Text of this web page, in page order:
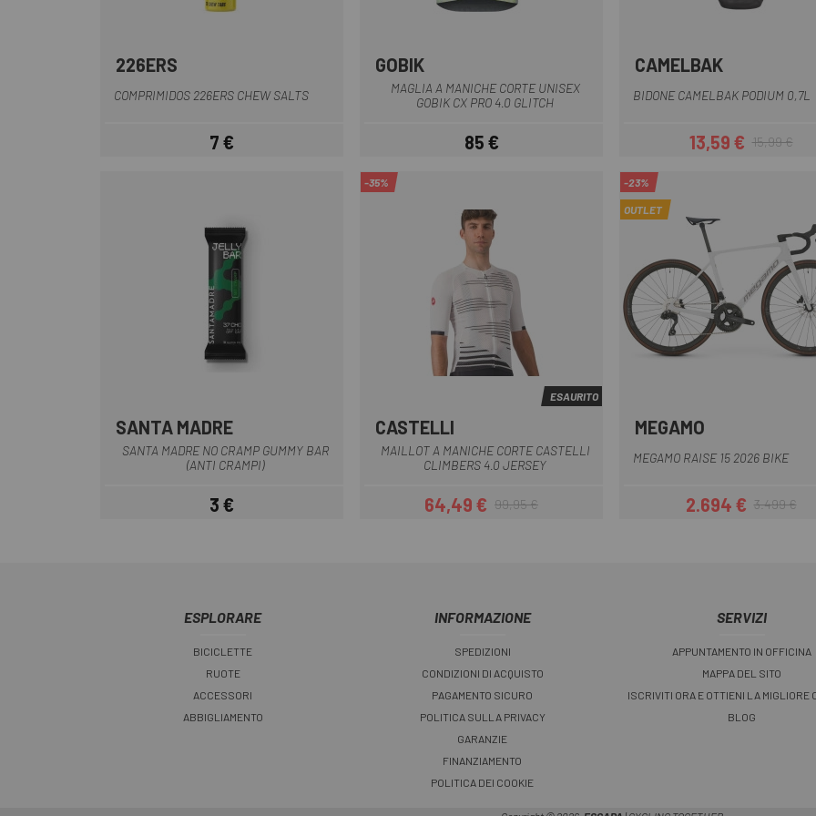
226ERS
COMPRIMIDOS 226ERS CHEW SALTS
Prezzo
7 €
GOBIK
MAGLIA A MANICHE CORTE UNISEX
GOBIK CX PRO 4.0 GLITCH
Prezzo
85 €
GialloAzzurro
CAMELBAK
BIDONE CAMELBAK PODIUM 0,7L
Prezzo
13,59 €Prezzo base
15,99 €
SANTA MADRE
SANTA MADRE NO CRAMP GUMMY BAR
(ANTI CRAMPI)
Prezzo
3 €
BORDEAUX
-35%
ESAURITO
CASTELLI
MAILLOT A MANICHE CORTE CASTELLI
CLIMBERS 4.0 JERSEY
Prezzo
64,49 €Prezzo base
99,95 €
Bianco
-23%
OUTLET
MEGAMO
MEGAMO RAISE 15 2026 BIKE
Prezzo
2.694 €Prezzo base
3.499 €
ESPLORARE
BICICLETTE
RUOTE
ACCESSORI
ABBIGLIAMENTO
INFORMAZIONE
SPEDIZIONI
CONDIZIONI DI ACQUISTO
PAGAMENTO SICURO
POLITICA SULLA PRIVACY
GARANZIE
FINANZIAMENTO
POLITICA DEI COOKIE
SERVIZI
APPUNTAMENTO IN OFFICINA
MAPPA DEL SITO
ISCRIVITI ORA E OTTIENI LA MIGLIORE
BLOG